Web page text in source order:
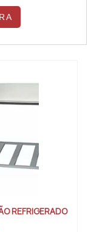
sempre ser
no
ajuda a
REFRIGERADO